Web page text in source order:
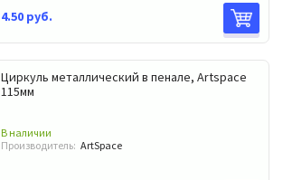
4.50 руб.
Циркуль металлический в пенале, Artspace
115мм
В наличии
Производитель: ArtSpace